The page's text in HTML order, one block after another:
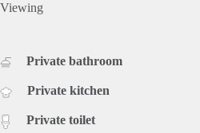
Viewing
Private bathroom
Private kitchen
Private toilet